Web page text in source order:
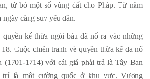
từ bỏ một số vùng đất cho Pháp. Từ năm
càng suy yếu dần.
quyền kế thừa ngôi báu đã nổ ra vào những
Cuộc chiến tranh về quyền thừa kế đã nổ
(1701-1714) với cái giá phải trả là Tây Ban
là một cường quốc ở khu vực. Vương